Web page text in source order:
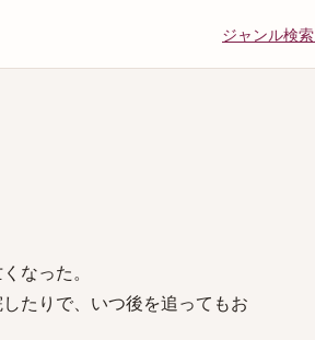
ジャンル検索
なった。
たりで、いつ後を追ってもお